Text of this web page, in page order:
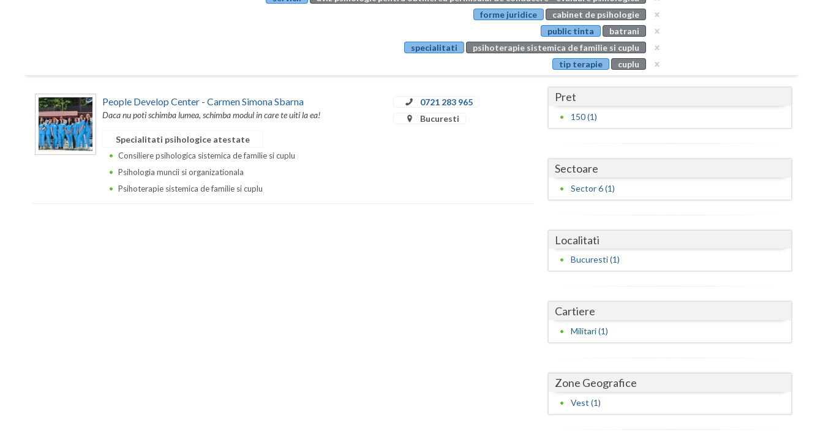
Buzau
Calarasi
Caras-Severin
Covasna
Dolj
Galati
Giurgiu
Gorj
Hunedoara
Ilfov
forme juridice
cabinet de psihologie
public tinta
batrani
specialitati
psihoterapie sistemica de familie si cuplu
tip terapie
cuplu
People Develop Center - Carmen Simona Sbarna
Daca nu poti schimba lumea, schimba modul in care te uiti la ea!
0721 283 965
Bucuresti
Specialitati psihologice atestate
Consiliere psihologica sistemica de familie si cuplu
Psihologia muncii si organizationala
Psihoterapie sistemica de familie si cuplu
Pret
150 (1)
Sectoare
Sector 6 (1)
Localitati
Bucuresti (1)
Cartiere
Militari (1)
Zone Geografice
Vest (1)